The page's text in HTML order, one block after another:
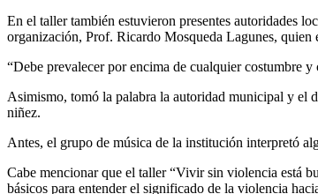
En el taller también estuvieron presentes autoridades
organización, Prof. Ricardo Mosqueda Lagunes, quien
“Debe prevalecer por encima de cualquier costumbre
Asimismo, tomó la palabra la autoridad municipal y el
niñez.
Antes, el grupo de música de la institución interpretó
Cabe mencionar que el taller “Vivir sin violencia está
básicos para entender el significado de la violencia